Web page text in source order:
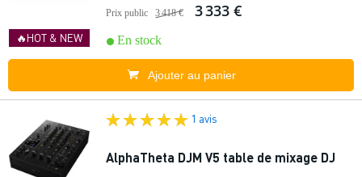
🔥HOT & NEW
Prix public 3 418 € 3 333 €
En stock
Ajouter au panier
1 avis
AlphaTheta DJM V5 table de mixage DJ